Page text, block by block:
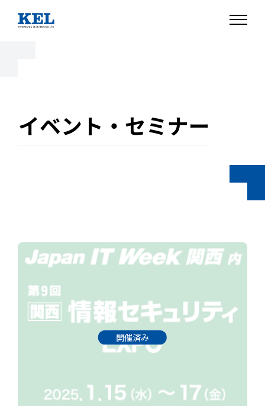
イベント・セミナー
開催済み